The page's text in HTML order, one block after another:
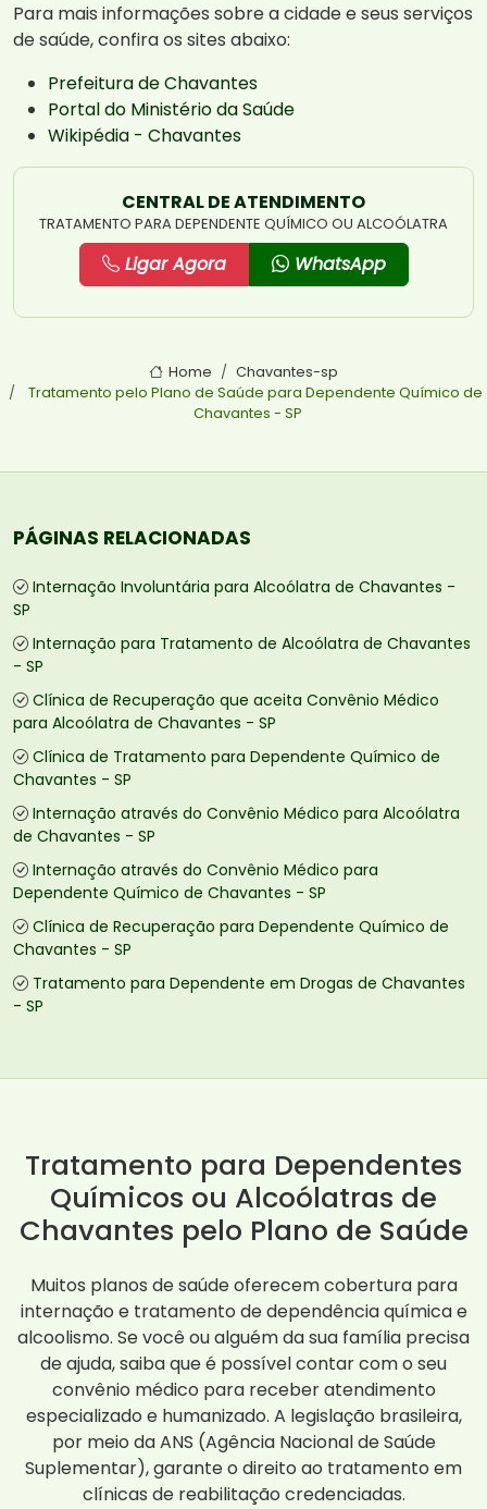
Para mais informações sobre a cidade e seus serviços
de saúde, confira os sites abaixo:
Prefeitura de Chavantes
Portal do Ministério da Saúde
Wikipédia - Chavantes
CENTRAL DE ATENDIMENTO
TRATAMENTO PARA DEPENDENTE QUÍMICO OU ALCOÓLATRA
Ligar Agora WhatsApp
Home
Chavantes-sp
Tratamento pelo Plano de Saúde para Dependente Químico de
Chavantes - SP
PÁGINAS RELACIONADAS
Internação Involuntária para Alcoólatra de Chavantes -
SP
Internação para Tratamento de Alcoólatra de Chavantes
- SP
Clínica de Recuperação que aceita Convênio Médico
para Alcoólatra de Chavantes - SP
Clínica de Tratamento para Dependente Químico de
Chavantes - SP
Internação através do Convênio Médico para Alcoólatra
de Chavantes - SP
Internação através do Convênio Médico para
Dependente Químico de Chavantes - SP
Clínica de Recuperação para Dependente Químico de
Chavantes - SP
Tratamento para Dependente em Drogas de Chavantes
- SP
Tratamento para Dependentes
Químicos ou Alcoólatras de
Chavantes pelo Plano de Saúde
Muitos planos de saúde oferecem cobertura para
internação e tratamento de dependência química e
alcoolismo. Se você ou alguém da sua família precisa
de ajuda, saiba que é possível contar com o seu
convênio médico para receber atendimento
especializado e humanizado. A legislação brasileira,
por meio da ANS (Agência Nacional de Saúde
Suplementar), garante o direito ao tratamento em
clínicas de reabilitação credenciadas.